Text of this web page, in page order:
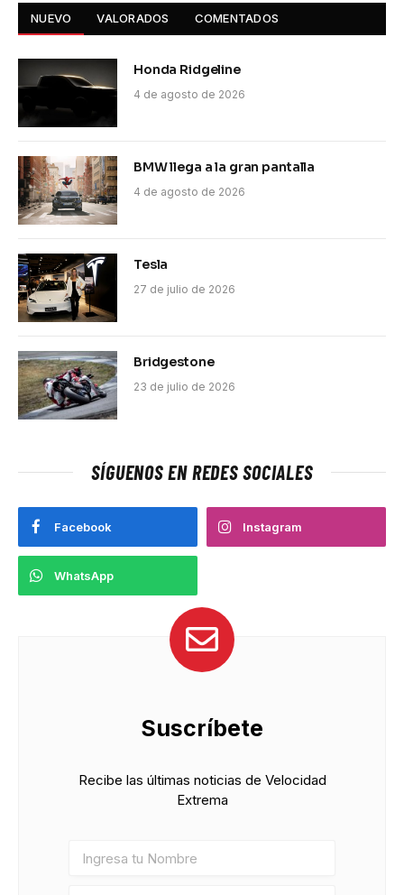
NUEVO VALORADOS COMENTADOS
Honda Ridgeline
4 de agosto de 2026
BMW llega a la gran pantalla
4 de agosto de 2026
Tesla
27 de julio de 2026
Bridgestone
23 de julio de 2026
SÍGUENOS EN REDES SOCIALES
Facebook Instagram
WhatsApp
Suscríbete
Recibe las últimas noticias de Velocidad
Extrema